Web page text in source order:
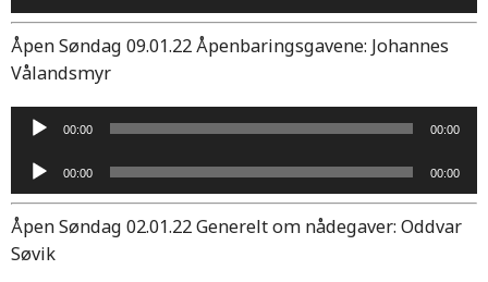
Åpen Søndag 09.01.22 Åpenbaringsgavene: Johannes
Vålandsmyr
Lydavspiller
00:00 00:00
Lydavspiller
00:00 00:00
Åpen Søndag 02.01.22 Generelt om nådegaver: Oddvar
Søvik